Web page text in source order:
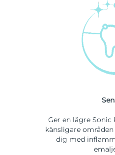
Ger en lägre
känsligare
dig med